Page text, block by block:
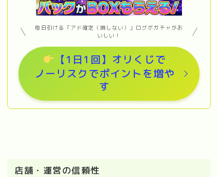
毎日引ける「アド確定（損しない）」ログボガチャがお
いしい！
【1日1回】オリくじで
ノーリスクでポイントを増や
す
店舗・運営の信頼性